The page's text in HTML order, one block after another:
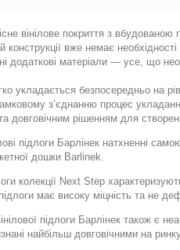
вінілове покриття з
конструкції вже немає
додаткові матеріали — усе, що
укладається безпосередньо на
з’єднанню процес
довговічним рішенням для
підлоги Барлінек натхненні
дошки Barlinek.
колекції Next Step
підлоги має високу міцність та не
підлоги Барлінек також є
найбільш довговічними на